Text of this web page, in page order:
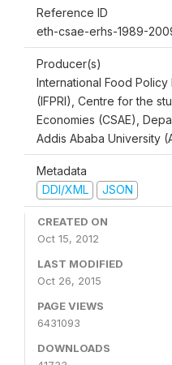
Reference ID
eth-csae-erhs-1989-
Producer(s)
International Food Policy
(IFPRI), Centre for the
Economies (CSAE),
Addis Ababa University
Metadata
DDI/XML
JSON
CREATED ON
Oct 15, 2012
LAST MODIFIED
Oct 26, 2015
PAGE VIEWS
6431093
DOWNLOADS